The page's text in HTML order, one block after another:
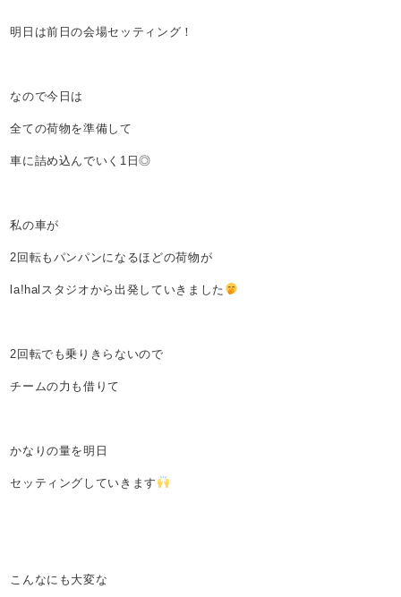
明日は前日の会場セッティング！
なので今日は
全ての荷物を準備して
車に詰め込んでいく1日◎
私の車が
2回転もパンパンになるほどの荷物が
la!halスタジオから出発していきました
2回転でも乗りきらないので
チームの力も借りて
かなりの量を明日
セッティングしていきます
こんなにも大変な